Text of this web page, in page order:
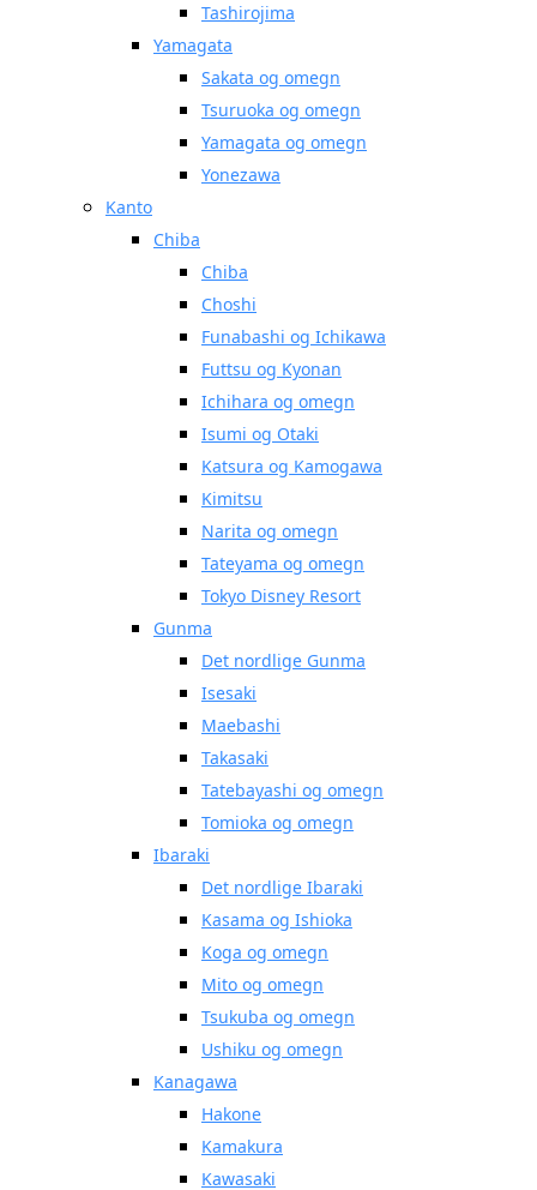
Tashirojima
Yamagata
Sakata og omegn
Tsuruoka og omegn
Yamagata og omegn
Yonezawa
Kanto
Chiba
Chiba
Choshi
Funabashi og Ichikawa
Futtsu og Kyonan
Ichihara og omegn
Isumi og Otaki
Katsura og Kamogawa
Kimitsu
Narita og omegn
Tateyama og omegn
Tokyo Disney Resort
Gunma
Det nordlige Gunma
Isesaki
Maebashi
Takasaki
Tatebayashi og omegn
Tomioka og omegn
Ibaraki
Det nordlige Ibaraki
Kasama og Ishioka
Koga og omegn
Mito og omegn
Tsukuba og omegn
Ushiku og omegn
Kanagawa
Hakone
Kamakura
Kawasaki